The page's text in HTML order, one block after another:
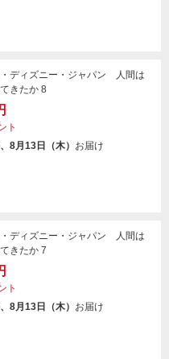
ディズニー・ジャパン 人間は
きたか 8
ト
8月13日（木） お届け
ディズニー・ジャパン 人間は
きたか 7
ト
8月13日（木） お届け